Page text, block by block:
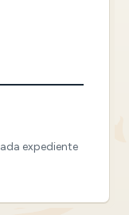
expediente